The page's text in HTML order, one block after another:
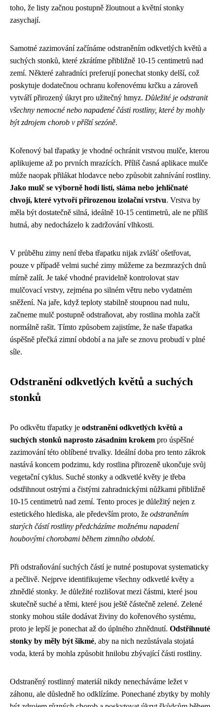
toho, že listy začnou postupně žloutnout a květní stonky
zasychají.
Samotné zazimování začínáme odstraněním odkvetlých květů a
suchých stonků, které zkrátíme přibližně 10-15 centimetrů nad
zemí. Některé zahradníci preferují ponechat stonky delší, což
poskytuje dodatečnou ochranu kořenovému krčku a zároveň
vytváří přirozený úkryt pro užitečný hmyz. Důležité je odstranit
všechny nemocné nebo napadené části rostliny, které by mohly
být zdrojem chorob v příští sezóně.
Kořenový bal třapatky je vhodné ochránit vrstvou mulče, kterou
aplikujeme až po prvních mrazících. Příliš časná aplikace mulče
může naopak přilákat hlodavce nebo způsobit zahnívání rostliny.
Jako mulč se výborně hodí listí, sláma nebo jehličnaté
chvojí, které vytvoří přirozenou izolační vrstvu. Vrstva by
měla být dostatečně silná, ideálně 10-15 centimetrů, ale ne příliš
hutná, aby nedocházelo k zadržování vlhkosti.
V průběhu zimy není třeba třapatku nijak zvlášť ošetřovat,
pouze v případě velmi suché zimy můžeme za bezmrazých dnů
mírně zalít. Je také vhodné pravidelně kontrolovat stav
mulčovací vrstvy, zejména po silném větru nebo vydatném
sněžení. Na jaře, když teploty stabilně stoupnou nad nulu,
začneme mulč postupně odstraňovat, aby rostlina mohla začít
normálně rašit. Tímto způsobem zajistíme, že naše třapatka
úspěšně přečká zimní období a na jaře se znovu probudí v plné
síle.
Odstranění odkvetlých květů a suchých
stonků
Po odkvětu třapatky je odstranění odkvetlých květů a
suchých stonků naprosto zásadním krokem pro úspěšné
zazimování této oblíbené trvalky. Ideální doba pro tento zákrok
nastává koncem podzimu, kdy rostlina přirozeně ukončuje svůj
vegetační cyklus. Suché stonky a odkvetlé květy je třeba
odstřihnout ostrými a čistými zahradnickými nůžkami přibližně
10-15 centimetrů nad zemí. Tento proces je důležitý nejen z
estetického hlediska, ale především proto, že odstraněním
starých částí rostliny předcházíme možnému napadení
houbovými chorobami během zimního období.
Při odstraňování suchých částí je nutné postupovat systematicky
a pečlivě. Nejprve identifikujeme všechny odkvetlé květy a
zhnědlé stonky. Je důležité rozlišovat mezi částmi, které jsou
skutečně suché a těmi, které jsou ještě částečně zelené. Zelené
stonky mohou stále dodávat živiny do kořenového systému,
proto je lepší je ponechat až do úplného zhnědnutí. Odstřihnuté
stonky by měly být šikmé, aby na nich nezůstávala stojatá
voda, která by mohla způsobit hnilobu zbývající části rostliny.
Odstraněný rostlinný materiál nikdy nenecháváme ležet v
záhonu, ale důsledně ho odklízíme. Ponechané zbytky by mohly